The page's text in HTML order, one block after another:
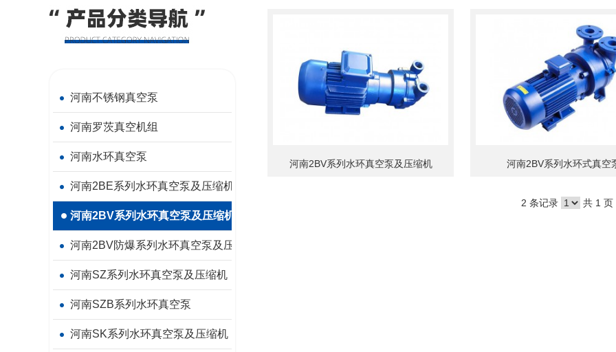
河南不锈钢真空泵
河南罗茨真空机组
河南水环真空泵
河南2BE系列水环真空泵及压缩机
河南2BV系列水环真空泵及压缩机
河南2BV防爆系列水环真空泵及压缩机
河南SZ系列水环真空泵及压缩机
河南SZB系列水环真空泵
河南SK系列水环真空泵及压缩机
河南2BV系列水环真空泵及压缩机 河南2BV系列水环式真空
2 条记录 共 1 页